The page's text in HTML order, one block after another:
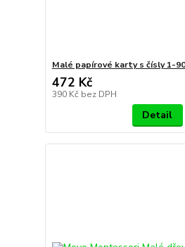
Malé papírové karty s čísly 1-
472 Kč
390 Kč bez DPH
Detail